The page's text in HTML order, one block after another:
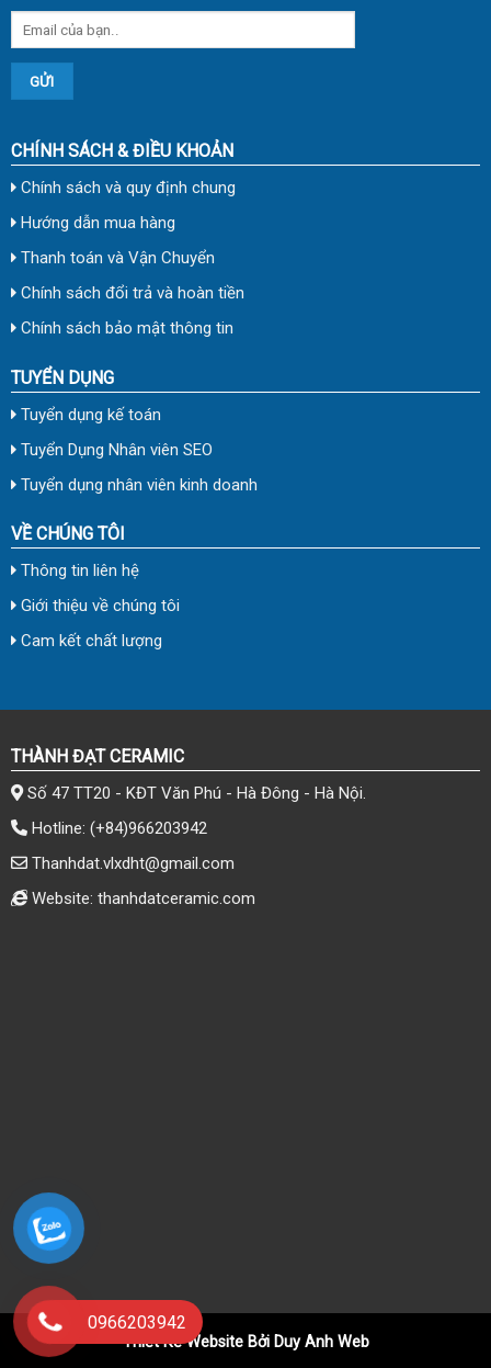
CHÍNH SÁCH & ĐIỀU KHOẢN
Chính sách và quy định chung
Hướng dẫn mua hàng
Thanh toán và Vận Chuyển
Chính sách đổi trả và hoàn tiền
Chính sách bảo mật thông tin
TUYỂN DỤNG
Tuyển dụng kế toán
Tuyển Dụng Nhân viên SEO
Tuyển dụng nhân viên kinh doanh
VỀ CHÚNG TÔI
Thông tin liên hệ
Giới thiệu về chúng tôi
Cam kết chất lượng
THÀNH ĐẠT CERAMIC
Số 47 TT20 - KĐT Văn Phú - Hà Đông - Hà Nội.
Hotline: (+84)966203942
Thanhdat.vlxdht@gmail.com
Website: thanhdatceramic.com
0966203942
Thiết Kế Website Bởi Duy Anh Web